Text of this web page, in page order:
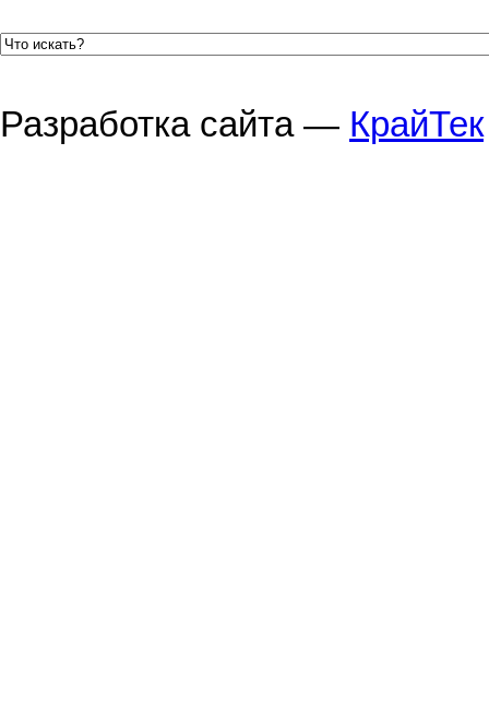
Разработка сайта — КрайТек